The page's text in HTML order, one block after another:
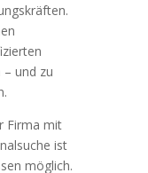
und zu
Firma mit
ist
möglich.